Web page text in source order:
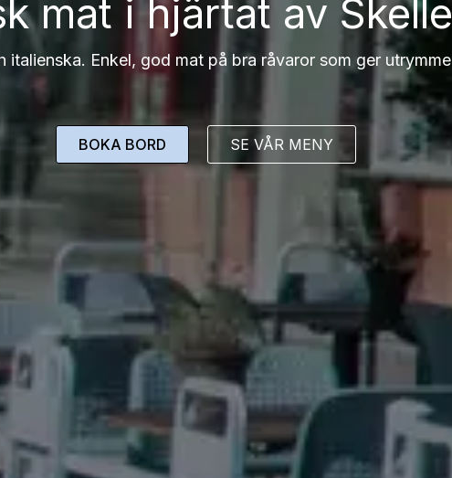
mat i hjärtat av
italienska. Enkel, god mat på bra råvaror som ger
BOKA BORD SE VÅR MENY